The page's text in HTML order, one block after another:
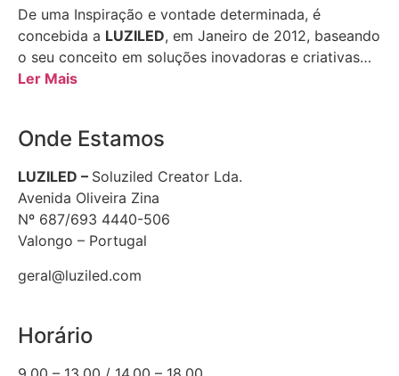
De uma Inspiração e vontade determinada, é
concebida a LUZILED, em Janeiro de 2012, baseando
o seu conceito em soluções inovadoras e criativas…
Ler Mais
Onde Estamos
LUZILED – Soluziled Creator Lda.
Avenida Oliveira Zina
Nº 687/693 4440-506
Valongo – Portugal
geral@luziled.com
Horário